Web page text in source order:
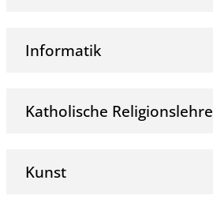
Informatik
Katholische Religionslehre
Kunst